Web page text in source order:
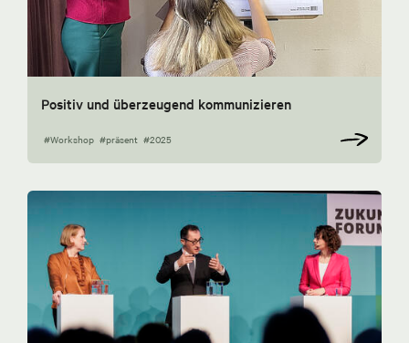
Positiv und überzeugend kommunizieren
#Workshop #präsent #2025